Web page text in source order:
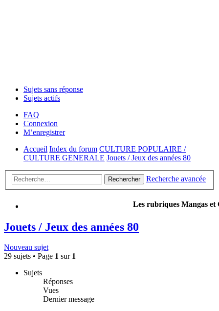
Sujets sans réponse
Sujets actifs
FAQ
Connexion
M’enregistrer
Accueil Index du forum CULTURE POPULAIRE /
CULTURE GENERALE Jouets / Jeux des années 80
Rechercher Recherche avancée
Les rubriques Mangas et Cinéma
Jouets / Jeux des années 80
Nouveau sujet
29 sujets • Page 1 sur 1
Sujets
Réponses
Vues
Dernier message